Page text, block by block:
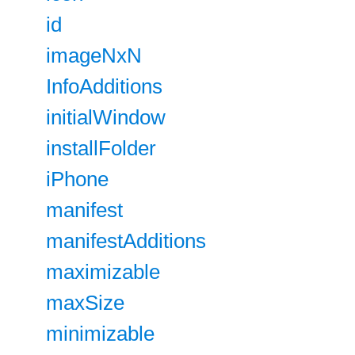
id
imageNxN
InfoAdditions
initialWindow
installFolder
iPhone
manifest
manifestAdditions
maximizable
maxSize
minimizable